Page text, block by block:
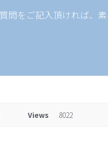
問をご記入頂ければ、
Views 8022